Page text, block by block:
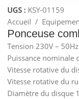
UGS : KSY-01159
Accueil /
Ponceuse
Tension 230V – 50Hz
Puissance nominale
Vitesse rotative du
Vitesse rotative du
Diamètre du disque